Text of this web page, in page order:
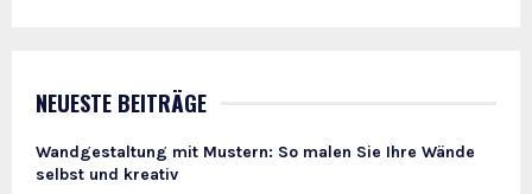
NEUESTE BEITRÄGE
Wandgestaltung mit Mustern: So malen Sie Ihre Wände
selbst und kreativ